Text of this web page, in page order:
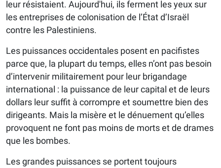
leur résistaient. Aujourd'hui, ils ferment les yeux sur
les entreprises de colonisation de l’État d’Israël
contre les Palestiniens.
Les puissances occidentales posent en pacifistes
parce que, la plupart du temps, elles n’ont pas besoin
d’intervenir militairement pour leur brigandage
international : la puissance de leur capital et de leurs
dollars leur suffit à corrompre et soumettre bien des
dirigeants. Mais la misère et le dénuement qu’elles
provoquent ne font pas moins de morts et de drames
que les bombes.
Les grandes puissances se portent toujours